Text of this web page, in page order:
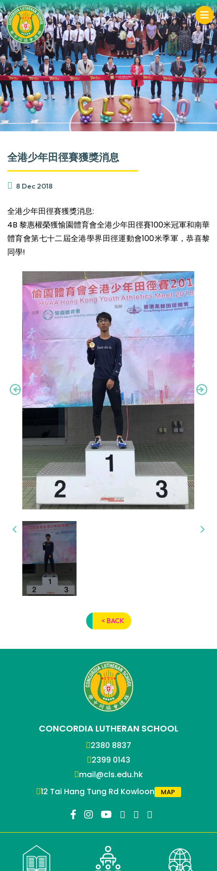
全港少年田徑賽獲獎消息
8 Dec 2018
全港少年田徑賽獲獎消息:
4B 黎惠權榮獲愉園體育會全港少年田徑賽100米冠軍和南華
體育會第七十二屆全港學界田徑運動會100米季軍，恭喜黎
同學!
< BACK
CONCORDIA LUTHERAN SCHOOL
2380 8837
2399 0143
mail@cls.edu.hk
12 Tai Hang Tung Rd Kowloon
MAP